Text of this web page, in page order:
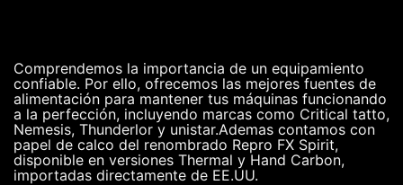
Comprendemos la importancia de un equipamiento
confiable. Por ello, ofrecemos las mejores fuentes de
alimentación para mantener tus máquinas funcionando
a la perfección, incluyendo marcas como Critical tatto,
Nemesis, Thunderlor y unistar.Ademas contamos con
papel de calco del renombrado Repro FX Spirit,
disponible en versiones Thermal y Hand Carbon,
importadas directamente de EE.UU.